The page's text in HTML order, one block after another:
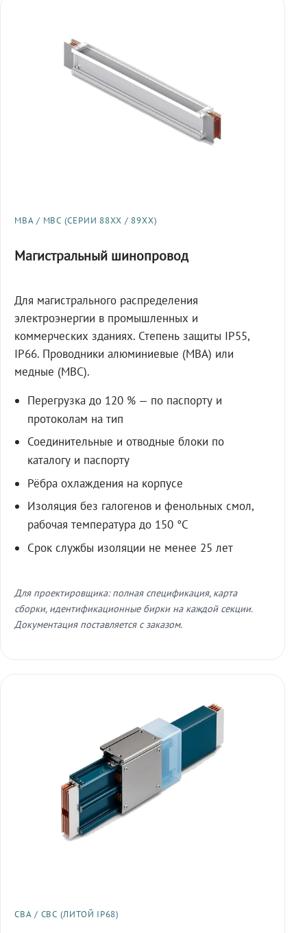
МВА / МВС (СЕРИИ 88XX / 89XX)
Магистральный шинопровод
Для магистрального распределения
электроэнергии в промышленных и
коммерческих зданиях. Степень защиты IP55,
IP66. Проводники алюминиевые (МВА) или
медные (МВС).
Перегрузка до 120 % — по паспорту и
протоколам на тип
Соединительные и отводные блоки по
каталогу и паспорту
Рёбра охлаждения на корпусе
Изоляция без галогенов и фенольных смол,
рабочая температура до 150 °C
Срок службы изоляции не менее 25 лет
Для проектировщика: полная спецификация, карта
сборки, идентификационные бирки на каждой секции.
Документация поставляется с заказом.
СВА / СВС (ЛИТОЙ IP68)